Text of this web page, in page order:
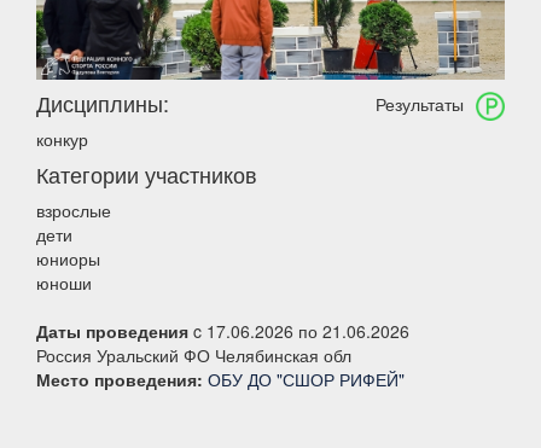
Результаты
Дисциплины:
конкур
Категории участников
взрослые
дети
юниоры
юноши
Даты проведения c 17.06.2026 по 21.06.2026
Россия Уральский ФО Челябинская обл
Место проведения: ОБУ ДО "СШОР РИФЕЙ"